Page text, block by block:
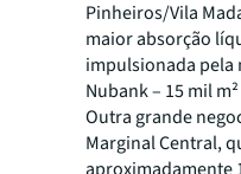
Pinheiros/Vila
maior absorção
impulsionada pela
Nubank – 15 mil
Outra grande
Marginal Central,